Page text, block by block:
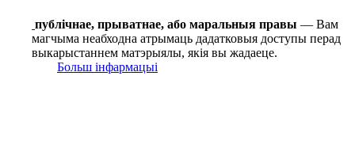
публічнае, прыватнае, або маральныя правы — Вам
магчыма неабходна атрымаць дадатковыя доступы перад
выкарыстаннем матэрыялы, якія вы жадаеце.
Больш інфармацыі